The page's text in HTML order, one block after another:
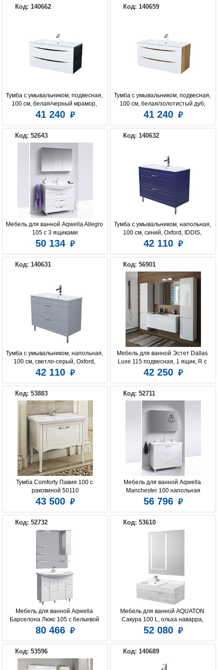
Код: 140662
Тумба с умывальником, подвесная,
100 см, белая/черный мрамор,
Cloud, IDDIS, CLO10B0i95K
41 240
Код: 140659
Тумба с умывальником, подвесная,
100 см, белая/золотистый дуб,
Cloud, IDDIS, CLO10Y0i95K
41 240
Код: 52643
Мебель для ванной Aqwella Allegro
105 с 3 ящиками
50 134
Код: 140632
Тумба с умывальником, напольная,
100 см, синий, Oxford, IDDIS,
OXF10N1i95K подходит умыв.
42 110
Код: 140631
Тумба с умывальником, напольная,
100 см, светло-серый, Oxford,
IDDIS, OXF10L1i95K подходит
42 110
Код: 56901
Мебель для ванной Эстет Dallas
Luxe 115 подвесная, 1 ящик, R с
раковиной
42 250
Код: 53883
Тумба Comforty Павия 100 с
раковиной 50110
43 500
Код: 52711
Мебель для ванной Aqwella
Manchester 100 напольная
56 796
Код: 52732
Мебель для ванной Aqwella
Барселона Люкс 105 с бельевой
корзиной
80 466
Код: 53610
Мебель для ванной AQUATON
Сакура 100 L, ольха наварра,
белая
52 080
Код: 53596 Код: 140689